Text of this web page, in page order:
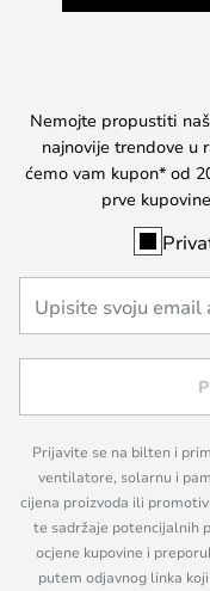
Nemojte propustiti
najnovije trendove u
ćemo vam kupon* od
prve
Prijavite se na bilten i
ventilatore, solarnu i
cijena proizvoda ili
te sadržaje potencijalnih
ocjene kupovine i
putem odjavnog linka